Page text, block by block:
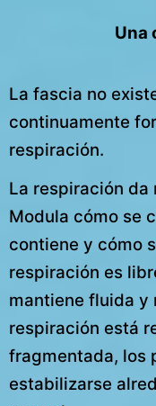
Una
La fascia no
continuamente
respiración.
La respiración da
Modula cómo se
contiene y cómo
respiración es
mantiene fluida y
respiración está
fragmentada, los
estabilizarse